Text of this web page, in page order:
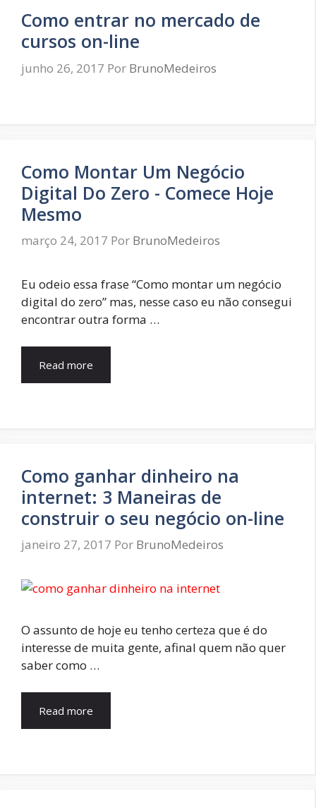
Como entrar no mercado de
cursos on-line
junho 26, 2017 Por BrunoMedeiros
Como Montar Um Negócio
Digital Do Zero - Comece Hoje
Mesmo
março 24, 2017 Por BrunoMedeiros
Eu odeio essa frase “Como montar um negócio
digital do zero” mas, nesse caso eu não consegui
encontrar outra forma …
Read more
Como ganhar dinheiro na
internet: 3 Maneiras de
construir o seu negócio on-line
janeiro 27, 2017 Por BrunoMedeiros
O assunto de hoje eu tenho certeza que é do
interesse de muita gente, afinal quem não quer
saber como …
Read more